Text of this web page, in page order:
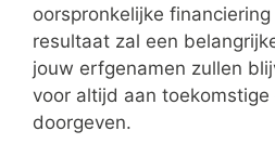
oorspronkelijke
resultaat zal een
jouw erfgenamen zullen
voor altijd aan
doorgeven.